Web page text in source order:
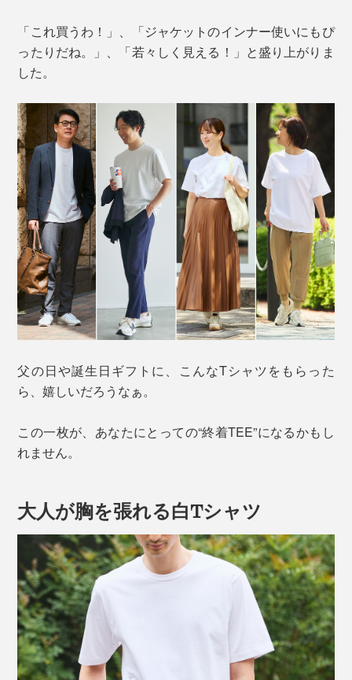
「これ買うわ！」、「ジャケットのインナー使いにもぴ
ったりだね。」、「若々しく見える！」と盛り上がりま
した。
父の日や誕生日ギフトに、こんなTシャツをもらった
ら、嬉しいだろうなぁ。
この一枚が、あなたにとっての“終着TEE”になるかもし
れません。
大人が胸を張れる白Tシャツ